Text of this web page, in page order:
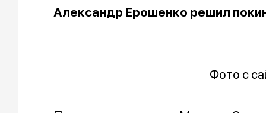
Александр Ерошенко решил
Фото с